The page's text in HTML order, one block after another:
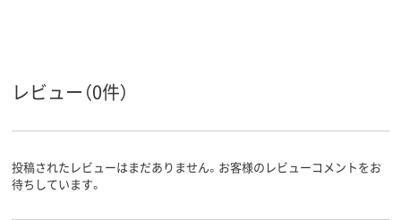
レビュー（0件）
投稿されたレビューはまだありません。お客様のレビューコメントをお
待ちしています。